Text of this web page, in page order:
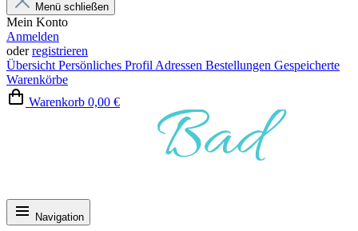
Menü schließen
Mein Konto
Anmelden
oderregistrieren
Übersicht Persönliches Profil Adressen Bestellungen Gespeicherte
Warenkörbe
Warenkorb 0,00 €
Navigation